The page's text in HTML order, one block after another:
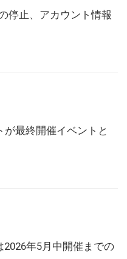
停止、アカウント情報
が最終開催イベントと
年5月中開催までの